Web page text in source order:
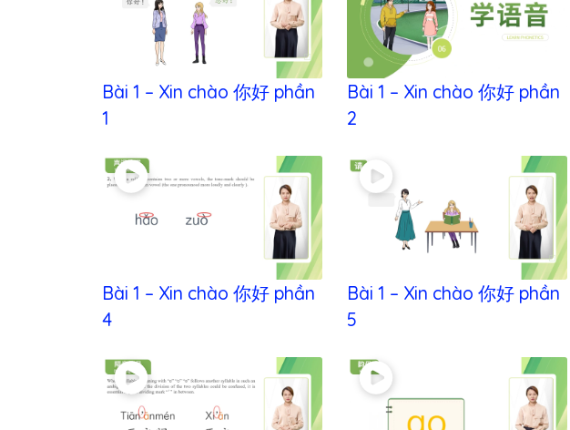
Bài 1 – Xin chào 你好 phần
1
Bài 1 – Xin chào 你好 phần
2
Bài 1 – Xin chào 你好 phần
4
Bài 1 – Xin chào 你好 phần
5